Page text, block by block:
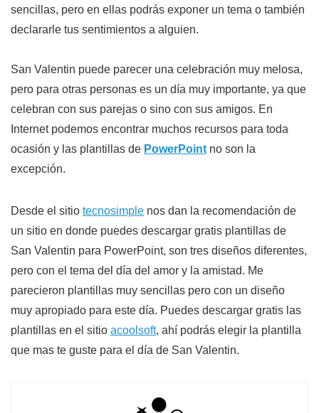
sencillas, pero en ellas podrás exponer un tema o también
declararle tus sentimientos a alguien.
San Valentin puede parecer una celebración muy melosa,
pero para otras personas es un día muy importante, ya que
celebran con sus parejas o sino con sus amigos. En
Internet podemos encontrar muchos recursos para toda
ocasión y las plantillas de PowerPoint no son la
excepción.
Desde el sitio tecnosimple nos dan la recomendación de
un sitio en donde puedes descargar gratis plantillas de
San Valentin para PowerPoint, son tres diseños diferentes,
pero con el tema del día del amor y la amistad. Me
parecieron plantillas muy sencillas pero con un diseño
muy apropiado para este día. Puedes descargar gratis las
plantillas en el sitio acoolsoft, ahí podrás elegir la plantilla
que mas te guste para el día de San Valentin.